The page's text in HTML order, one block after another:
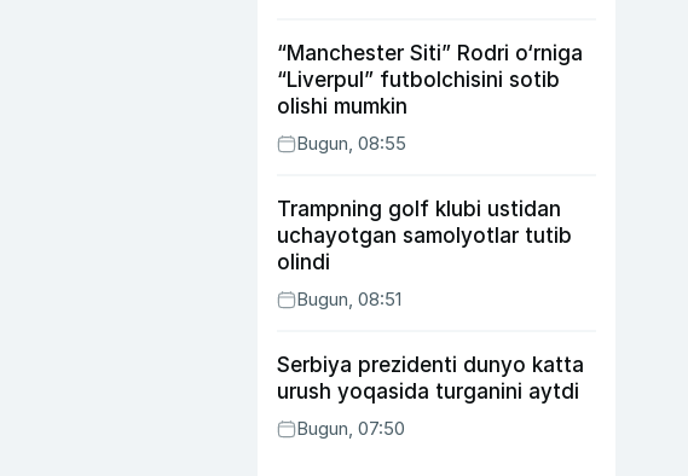
“Manchester Siti” Rodri o‘rniga
“Liverpul” futbolchisini sotib
olishi mumkin
Bugun, 08:55
Trampning golf klubi ustidan
uchayotgan samolyotlar tutib
olindi
Bugun, 08:51
Serbiya prezidenti dunyo katta
urush yoqasida turganini aytdi
Bugun, 07:50